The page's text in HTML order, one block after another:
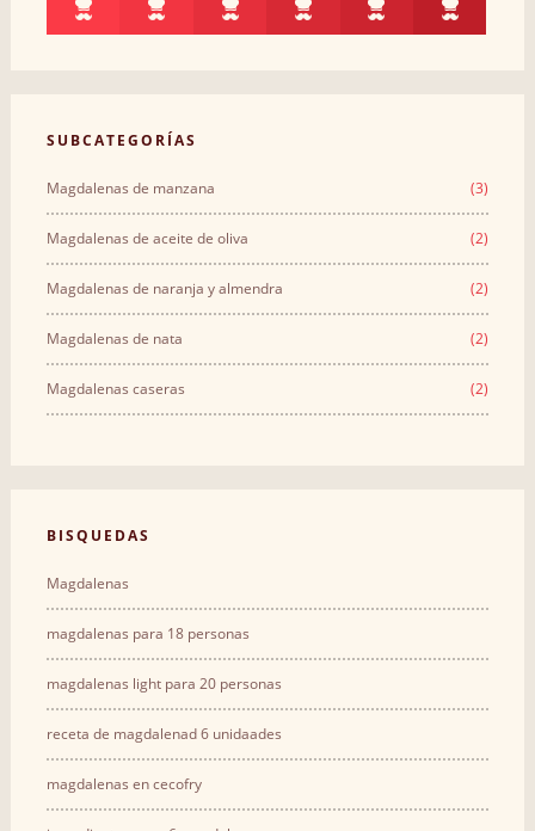
SUBCATEGORÍAS
Magdalenas de manzana (3)
Magdalenas de aceite de oliva (2)
Magdalenas de naranja y almendra (2)
Magdalenas de nata (2)
Magdalenas caseras (2)
BΙSQUEDAS
Magdalenas
magdalenas para 18 personas
magdalenas light para 20 personas
receta de magdalenad 6 unidaades
magdalenas en cecofry